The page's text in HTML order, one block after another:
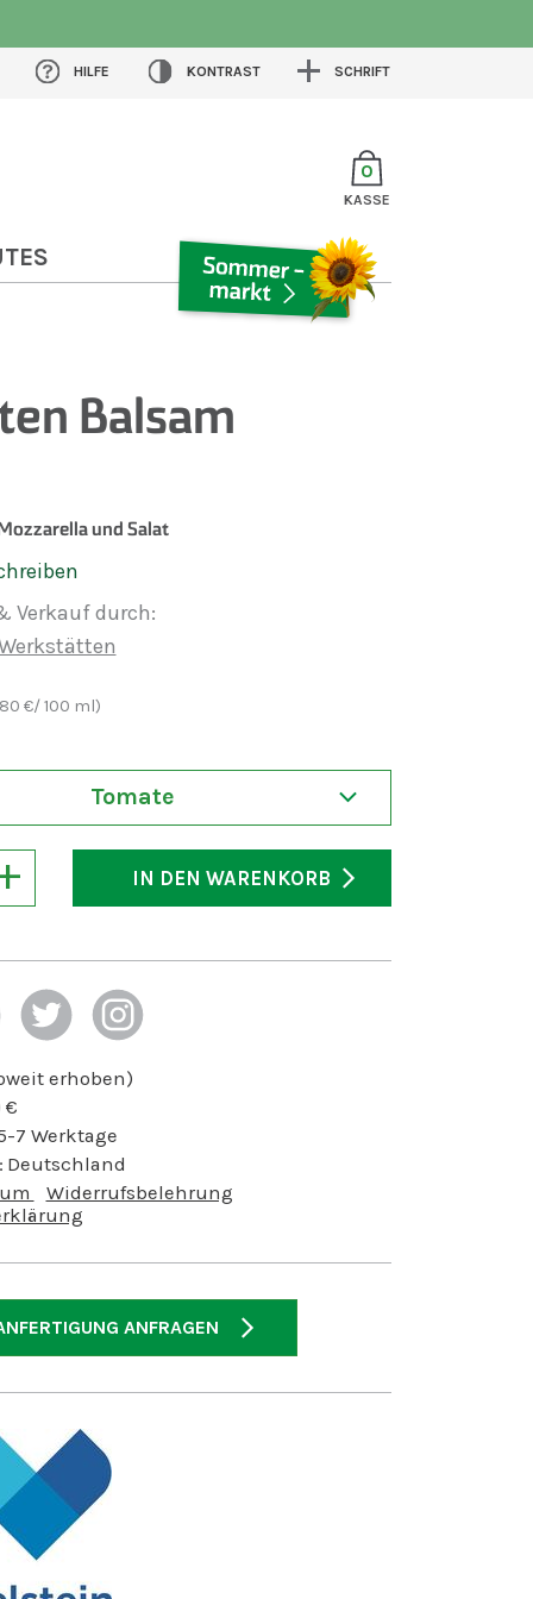
HILFE KONTRAST SCHRIFT
0
KASSE
Balsam
und Salat
Verkauf durch:
€/ 100 ml)
Tomate
IN DEN WARENKORB
erhoben)
€
7 Werktage
Deutschland
Widerrufsbelehrung
ANFRAGEN